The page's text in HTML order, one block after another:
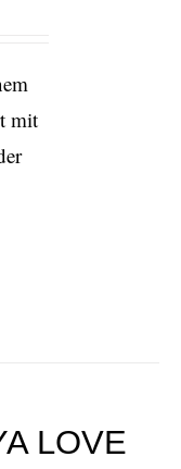
mit
LOVE